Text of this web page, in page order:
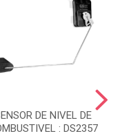
DE NIVEL DE
: DS2357